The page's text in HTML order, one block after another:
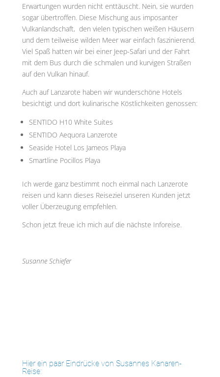
Erwartungen wurden nicht enttäuscht. Nein, sie wurden
sogar übertroffen. Diese Mischung aus imposanter
Vulkanlandschaft, den vielen typischen weißen Häusern
und dem teilweise wilden Meer war einfach faszinierend.
Viel Spaß hatten wir bei einer Jeep-Safari und der Fahrt
mit dem Bus durch die schmalen und kurvigen Straßen
auf den Vulkan hinauf.
Auch auf Lanzarote haben wir wunderschöne Hotels
besichtigt und dort kulinarische Köstlichkeiten genossen:
SENTIDO H10 White Suites
SENTIDO Aequora Lanzerote
Seaside Hotel Los Jameos Playa
Smartline Pocillos Playa
Ich werde ganz bestimmt noch einmal nach Lanzerote
reisen und kann dieses Reiseziel unseren Kunden jetzt
voller Überzeugung empfehlen.
Schon jetzt freue ich mich auf die nächste Inforeise.
Susanne Schiefer
Hier ein paar Eindrücke von Susannes Kanaren-
Reise: